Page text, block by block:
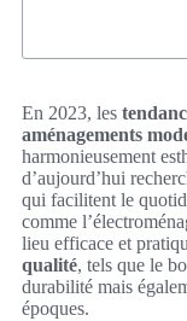
En 2023, les
aménagements
harmonieusement
d’aujourd’hui
qui facilitent le
comme
lieu efficace et
qualité, tels que le
durabilité mais
époques.